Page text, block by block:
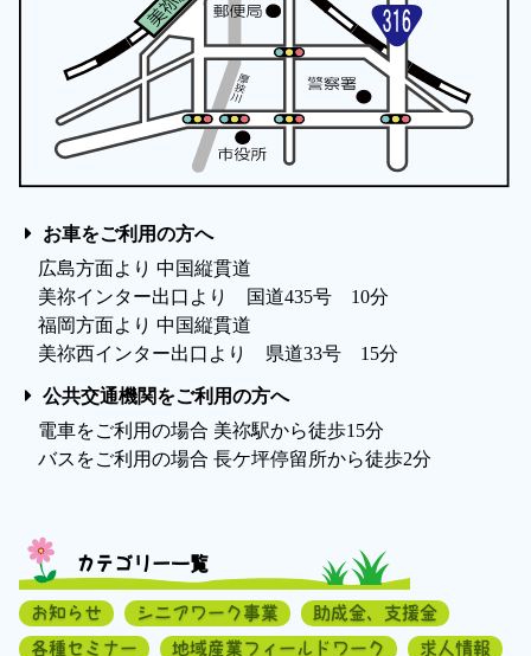
お車をご利用の方へ
広島方面より 中国縦貫道
美祢インター出口より 国道435号 10分
福岡方面より 中国縦貫道
美祢西インター出口より 県道33号 15分
公共交通機関をご利用の方へ
電車をご利用の場合 美祢駅から徒歩15分
バスをご利用の場合 長ケ坪停留所から徒歩2分
カテゴリー一覧
お知らせ シニアワーク事業
助成金、支援金
各種セミナー
地域産業フィールドワーク
求人情報